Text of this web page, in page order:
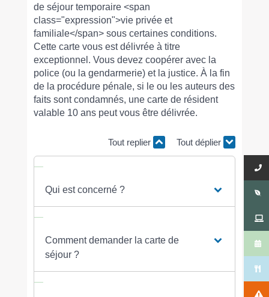
de séjour temporaire <span
class="expression">vie privée et
familiale</span> sous certaines conditions.
Cette carte vous est délivrée à titre
exceptionnel. Vous devez coopérer avec la
police (ou la gendarmerie) et la justice. À la fin
de la procédure pénale, si le ou les auteurs des
faits sont condamnés, une carte de résident
valable 10 ans peut vous être délivrée.
Tout replier Tout déplier
Qui est concerné ?
Comment demander la carte de
séjour ?